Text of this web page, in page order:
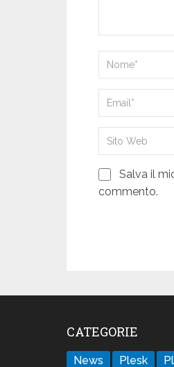
Salva il
commento.
CATEGORIE
News Plesk